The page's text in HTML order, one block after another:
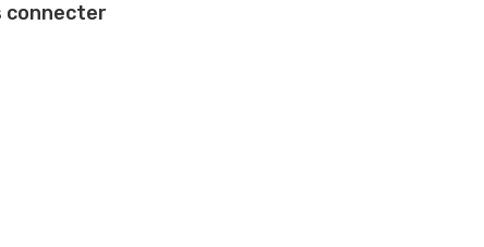
connecter